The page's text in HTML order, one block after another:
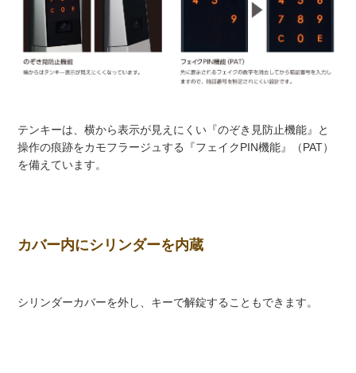
テンキーは、横から表示が見えにくい『のぞき見防止機能』と
操作の痕跡をカモフラージュする『フェイクPIN機能』（PAT）
を備えています。
カバー内にシリンダーを内蔵
シリンダーカバーを外し、キーで解錠することもできます。